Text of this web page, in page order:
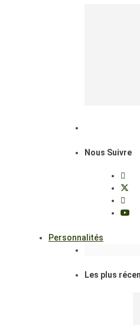
Nous Suivre
Personnalités
Les plus